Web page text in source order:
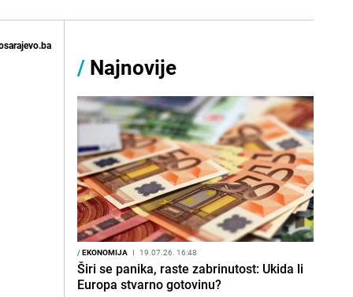
/ Najnovije
/EKONOMIJA I 19.07.26. 16:48
Širi se panika, raste zabrinutost: Ukida li
Europa stvarno gotovinu?